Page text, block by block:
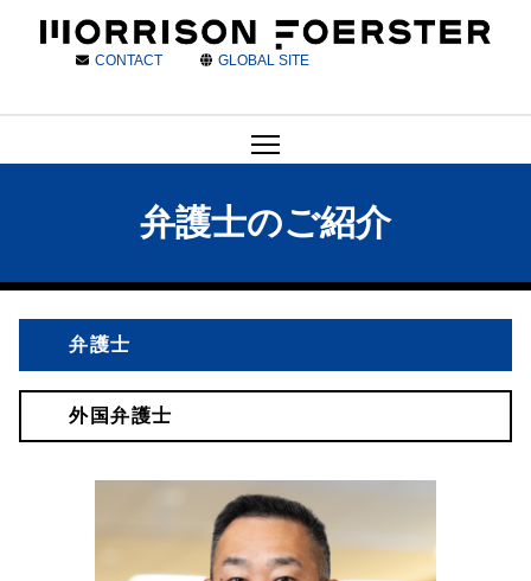
CONTACT GLOBAL SITE
弁護士のご紹介
弁護士
外国弁護士